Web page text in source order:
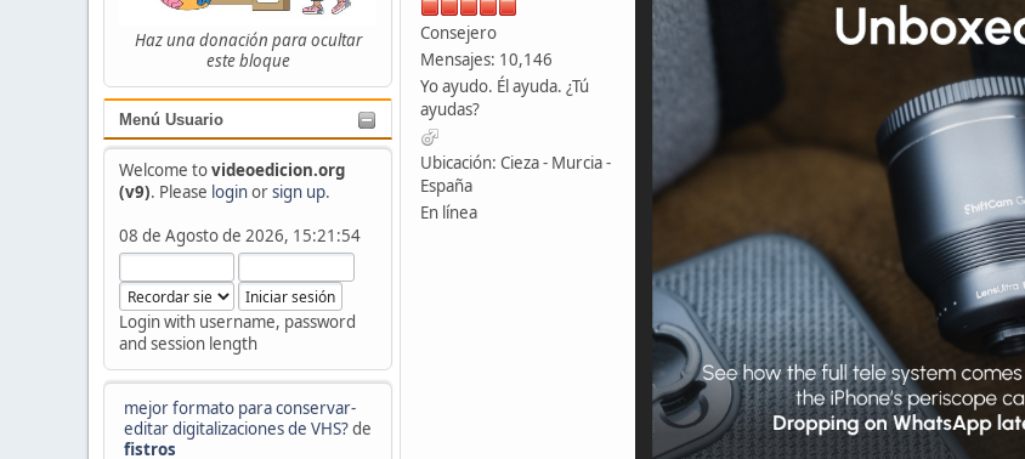
Haz una donación para ocultar
este bloque
Menú Usuario
Welcome tovideoedicion.org
(v9). Please loginorsign up.
08 de Agosto de 2026, 15:21:54
Login with username, password
and session length
mejor formato para conservar-
editar digitalizaciones de VHS?de
fistros
Consejero
Mensajes: 10,146
Yo ayudo. Él ayuda. ¿Tú
ayudas?
Ubicación: Cieza - Murcia -
España
En línea